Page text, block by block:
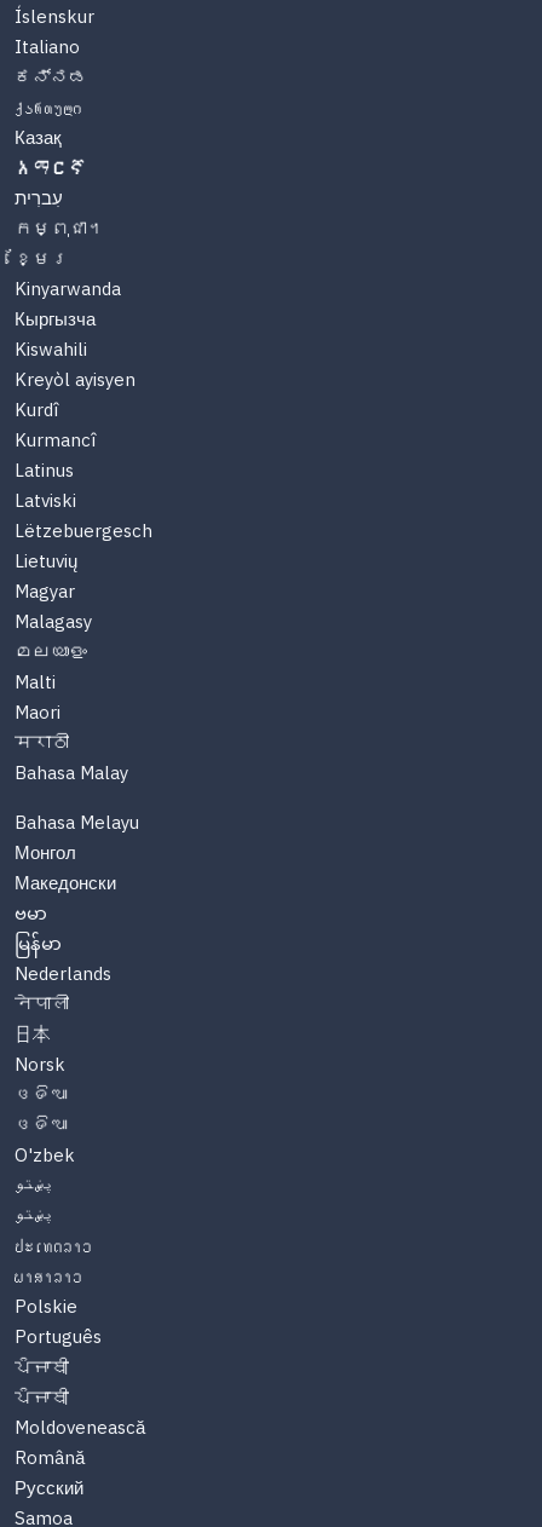
Íslenskur
Italiano
ಕನ್ನಡ
ქართული
Казақ
አማርኛ
עִברִית
កម្ពុជា។
ខ្មែរ
Kinyarwanda
Кыргызча
Kiswahili
Kreyòl ayisyen
Kurdî
Kurmancî
Latinus
Latviski
Lëtzebuergesch
Lietuvių
Magyar
Malagasy
മലയാളം
Malti
Maori
मराठी
Bahasa Malay
Bahasa Melayu
Монгол
Македонски
ဗမာ
မြန်မာ
Nederlands
नेपाली
日本
Norsk
ଓଡିଆ
ଓଡିଆ
O'zbek
پښتو
پښتو
ປະເທດລາວ
ພາສາລາວ
Polskie
Português
ਪੰਜਾਬੀ
ਪੰਜਾਬੀ
Moldovenească
Română
Русский
Samoa